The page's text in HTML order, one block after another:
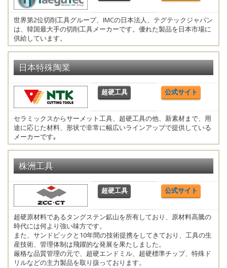
世界第2位切削工具グループ、IMCの日本法人、テグテックジャパン
は、韓国最大手の切削工具メーカーです。優れた製品を日本市場に
供給しています。
日本特殊陶業
超硬工具 公式サイト
セラミックスからサーメット工具、超硬工具の他、新素材まで、用
途に応じた材料、形状で非常に幅広いラインアップで提供している
メーカーです｡
株洲工具
超硬工具 公式サイト
超硬原材料であるタングステン鉱山を所有しており、原材料高騰の
時代には何より強い味方です。
また、サンドビックと10年間の技術提携をしてきており、工具の生
産技術、管理体制は飛躍的な発展を果たしました。
厳格な品質管理の元で、超硬エンドミル、超硬標準チップ、特殊ド
リルなどの主力製品を取り扱っております。